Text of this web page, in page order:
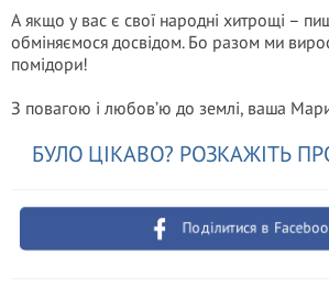
А якщо у вас є свої народні хитрощі –
обміняємося досвідом. Бо разом ми
помідори!
З повагою і любов’ю до землі, ваша
БУЛО ЦІКАВО? РОЗКАЖІТЬ
Поділитися в